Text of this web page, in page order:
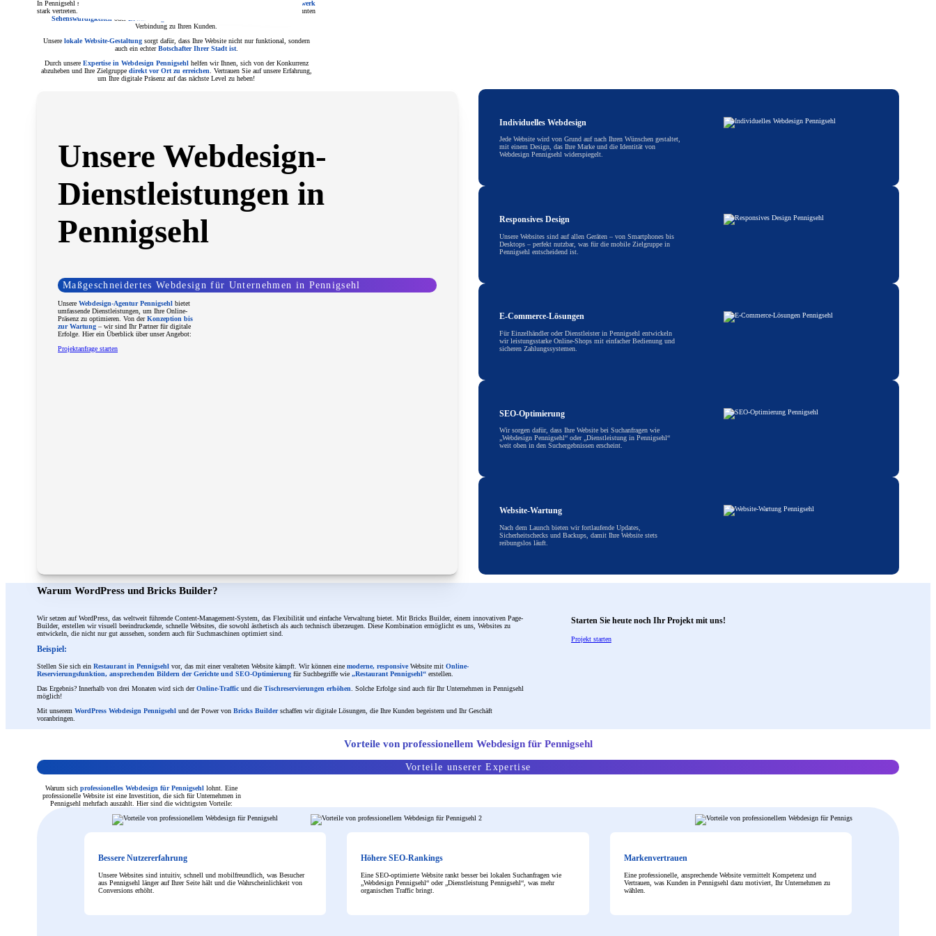
In Pennigsehl sind Branchen wie
Gastronomie, Einzelhandel, Dienstleistungen und Handwerk
stark vertreten. Eine
– etwa Bildern von bekannten
Sehenswürdigkeiten oder
Verbindung zu Ihren Kunden.
Unsere lokale Website-Gestaltungsorgt dafür, dass Ihre Website nicht nur funktional, sondern
auch ein echterBotschafter Ihrer Stadt ist.
Durch unsere Expertise in Webdesign Pennigsehlhelfen wir Ihnen, sich von der Konkurrenz
abzuheben und Ihre Zielgruppe direkt vor Ort zu erreichen . Vertrauen Sie auf unsere Erfahrung,
um Ihre digitale Präsenz auf das nächste Level zu heben!
Unsere Webdesign-
Dienstleistungen in
Pennigsehl
Maßgeschneidertes Webdesign für Unternehmen in Pennigsehl
Unsere Webdesign-Agentur Pennigsehl bietet
umfassende Dienstleistungen, um Ihre Online-
Präsenz zu optimieren. Von derKonzeption bis
zur Wartung – wir sind Ihr Partner für digitale
Erfolge. Hier ein Überblick über unser Angebot:
Projektanfrage starten
Individuelles Webdesign
Jede Website wird von Grund auf nach Ihren Wünschen gestaltet,
mit einem Design, das Ihre Marke und die Identität von
Webdesign Pennigsehl widerspiegelt.
Responsives Design
Unsere Websites sind auf allen Geräten – von Smartphones bis
Desktops – perfekt nutzbar, was für die mobile Zielgruppe in
Pennigsehl entscheidend ist.
E-Commerce-Lösungen
Für Einzelhändler oder Dienstleister in Pennigsehl entwickeln
wir leistungsstarke Online-Shops mit einfacher Bedienung und
sicheren Zahlungssystemen.
SEO-Optimierung
Wir sorgen dafür, dass Ihre Website bei Suchanfragen wie
„Webdesign Pennigsehl“ oder „Dienstleistung in Pennigsehl“
weit oben in den Suchergebnissen erscheint.
Website-Wartung
Nach dem Launch bieten wir fortlaufende Updates,
Sicherheitschecks und Backups, damit Ihre Website stets
reibungslos läuft.
Warum WordPress und Bricks Builder?
Wir setzen auf WordPress, das weltweit führende Content-Management-System, das Flexibilität und einfache Verwaltung bietet. Mit Bricks Builder, einem innovativen Page-
Builder, erstellen wir visuell beeindruckende, schnelle Websites, die sowohl ästhetisch als auch technisch überzeugen. Diese Kombination ermöglicht es uns, Websites zu
entwickeln, die nicht nur gut aussehen, sondern auch für Suchmaschinen optimiert sind.
Beispiel:
Stellen Sie sich ein Restaurant in Pennigsehl vor, das mit einer veralteten Website kämpft. Wir können eine moderne, responsiveWebsite mit Online-
Reservierungsfunktion, ansprechenden Bildern der Gerichte und SEO-Optimierung für Suchbegriffe wie „Restaurant Pennigsehl“ erstellen.
Das Ergebnis? Innerhalb von drei Monaten wird sich derOnline-Traffic und die Tischreservierungen erhöhen . Solche Erfolge sind auch für Ihr Unternehmen in Pennigsehl
möglich!
Mit unserem WordPress Webdesign Pennigsehl und der Power von Bricks Builderschaffen wir digitale Lösungen, die Ihre Kunden begeistern und Ihr Geschäft
voranbringen.
Starten Sie heute noch Ihr Projekt mit uns!
Projekt starten
Vorteile von professionellem Webdesign für Pennigsehl
Vorteile unserer Expertise
Warum sich professionelles Webdesign für Pennigsehl lohnt. Eine
professionelle Website ist eine Investition, die sich für Unternehmen in
Pennigsehl mehrfach auszahlt. Hier sind die wichtigsten Vorteile:
Bessere Nutzererfahrung
Unsere Websites sind intuitiv, schnell und mobilfreundlich, was Besucher
aus Pennigsehl länger auf Ihrer Seite hält und die Wahrscheinlichkeit von
Conversions erhöht.
Höhere SEO-Rankings
Eine SEO-optimierte Website rankt besser bei lokalen Suchanfragen wie
„Webdesign Pennigsehl“ oder „Dienstleistung Pennigsehl“, was mehr
organischen Traffic bringt.
Markenvertrauen
Eine professionelle, ansprechende Website vermittelt Kompetenz und
Vertrauen, was Kunden in Pennigsehl dazu motiviert, Ihr Unternehmen zu
wählen.